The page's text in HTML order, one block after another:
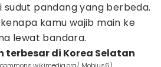
pandang yang berbeda.
kamu wajib main ke
lewat bandara.
terbesar di Korea Selatan